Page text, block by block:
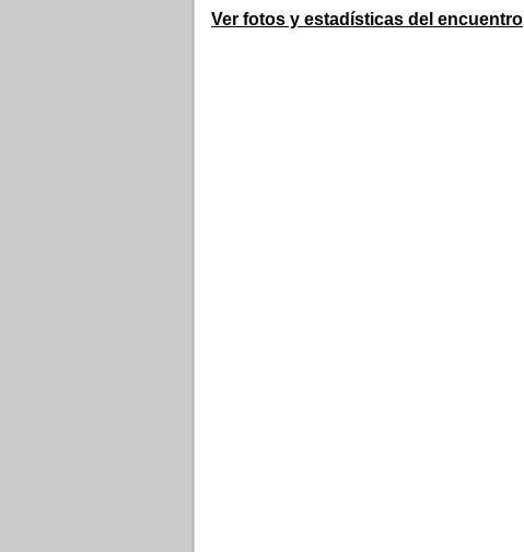
Ver fotos y estadísticas del encuentro